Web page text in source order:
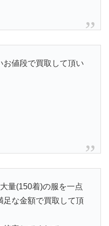
お値段で買取して頂い
量(150着)の服を一点
足な金額で買取して頂